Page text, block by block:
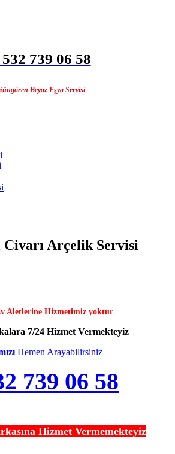
532 739 06 58
Beyaz Eşya Servisi
Civarı Arçelik Servisi
Aletlerine Hizmetimiz yoktur
7/24 Hizmet Vermekteyiz
Hemen Arayabilirsiniz
739 06 58
Hizmet Vermemekteyiz